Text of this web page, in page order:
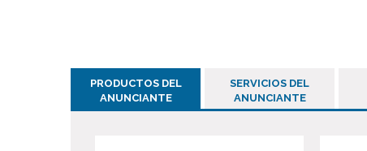
PRODUCTOS DEL
ANUNCIANTE
SERVICIOS DEL
ANUNCIANTE